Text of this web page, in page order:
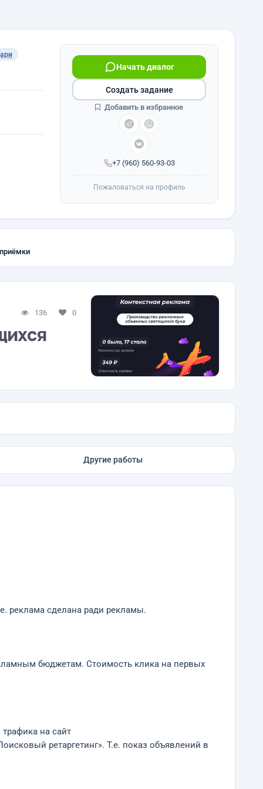
+7 (960) 560-93-03
Начать диалог
Создать задание
Добавить в избранное
Пожаловаться на профиль
136 0
Другие работы
реклама сделана ради рекламы.
бюджетам. Стоимость клика на первых
на сайт
ретаргетинг». Т.е. показ объявлений в